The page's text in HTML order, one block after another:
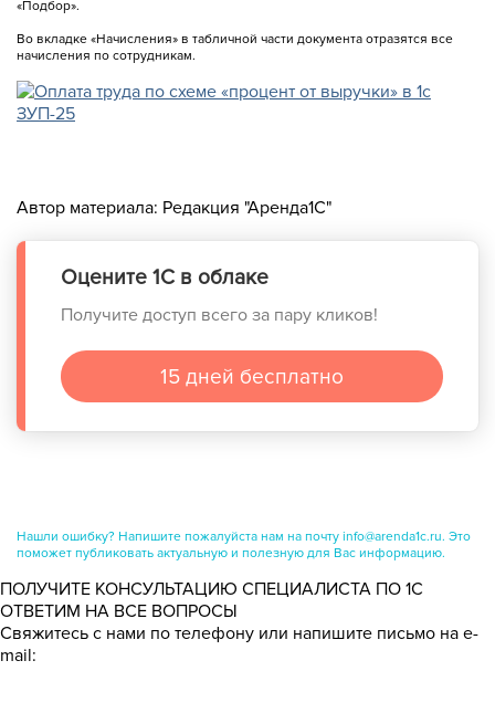
«Подбор».
Во вкладке «Начисления» в табличной части документа отразятся все
начисления по сотрудникам.
Автор материала: Редакция "Аренда1С"
Оцените 1С в облаке
Получите доступ всего за пару кликов!
15 дней бесплатно
Нашли ошибку? Напишите пожалуйста нам на почту info@arenda1c.ru. Это
поможет публиковать актуальную и полезную для Вас информацию.
ПОЛУЧИТЕ КОНСУЛЬТАЦИЮ СПЕЦИАЛИСТА ПО 1С
ОТВЕТИМ НА ВСЕ ВОПРОСЫ
Свяжитесь с нами по телефону или напишите письмо на e-
mail: